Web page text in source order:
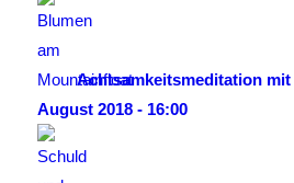
Achtsamkeitsmeditation
August 2018 - 16:00